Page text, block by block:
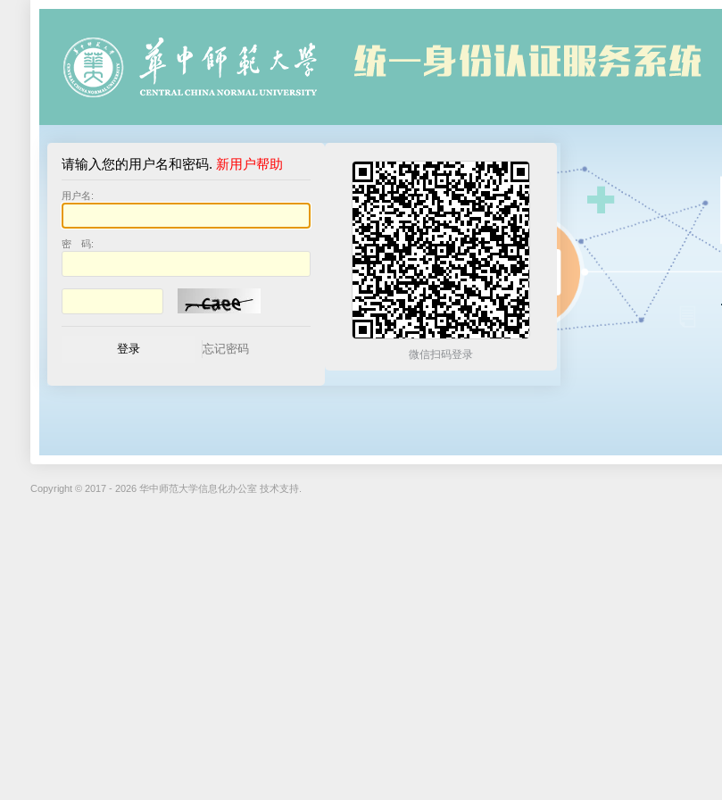
请输入您的用户名和密码. 新用户帮助
用户名:
密 码:
微信扫码登录
Copyright © 2017 - 2026 华中师范大学信息化办公室 技术支持.